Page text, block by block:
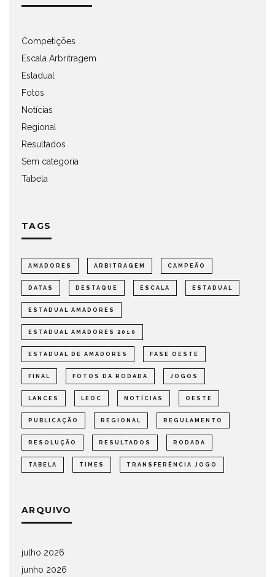
Competições
Escala Arbritragem
Estadual
Fotos
Notícias
Regional
Resultados
Sem categoria
Tabela
TAGS
AMADORES ARBITRAGEM CAMPEÃO
DATAS DESTAQUE ESCALA ESTADUAL
ESTADUAL AMADORES
ESTADUAL AMADORES 2010
ESTADUAL DE AMADORES FASE OESTE
FINAL FOTOS DA RODADA JOGOS
LANCES LEOC NOTÍCIAS OESTE
PUBLICAÇÃO REGIONAL REGULAMENTO
RESOLUÇÃO RESULTADOS RODADA
TABELA TIMES TRANSFERÊNCIA JOGO
ARQUIVO
julho 2026
junho 2026